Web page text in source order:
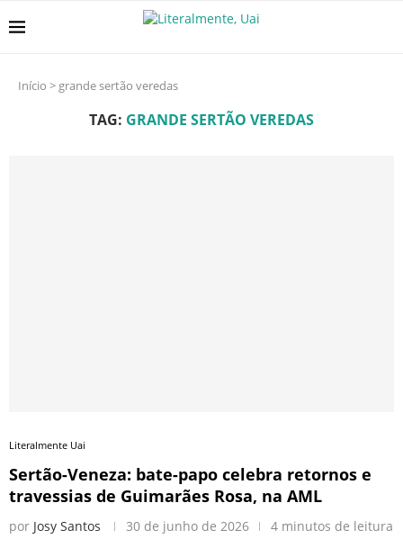
Início > grande sertão veredas
TAG: GRANDE SERTÃO VEREDAS
Literalmente Uai
Sertão-Veneza: bate-papo celebra retornos e
travessias de Guimarães Rosa, na AML
por Josy Santos 30 de junho de 2026 4 minutos de leitura